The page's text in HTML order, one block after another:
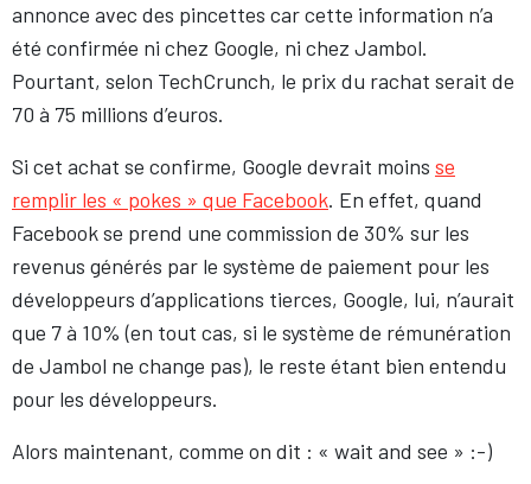
annonce avec des pincettes car cette information n’a
été confirmée ni chez Google, ni chez Jambol.
Pourtant, selon TechCrunch, le prix du rachat serait de
70 à 75 millions d’euros.
Si cet achat se confirme, Google devrait moins se
remplir les « pokes » que Facebook. En effet, quand
Facebook se prend une commission de 30% sur les
revenus générés par le système de paiement pour les
développeurs d’applications tierces, Google, lui, n’aurait
que 7 à 10% (en tout cas, si le système de rémunération
de Jambol ne change pas), le reste étant bien entendu
pour les développeurs.
Alors maintenant, comme on dit : « wait and see » :-)